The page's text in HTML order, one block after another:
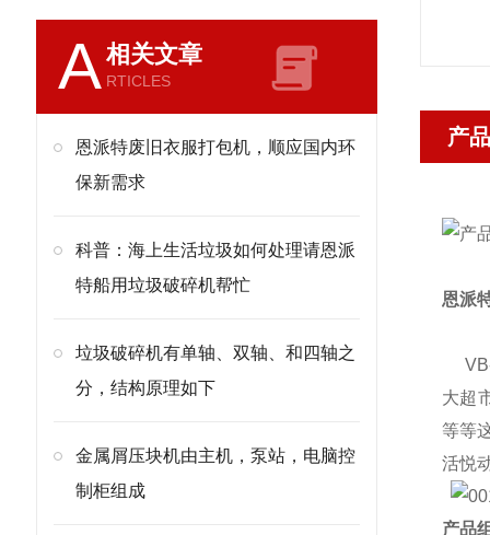
A相关文章
RTICLES
恩派特废旧衣服打包机，顺应国内环
保新需求
科普：海上生活垃圾如何处理请恩派
特船用垃圾破碎机帮忙
垃圾破碎机有单轴、双轴、和四轴之
分，结构原理如下
金属屑压块机由主机，泵站，电脑控
制柜组成
产
恩派
VB-
大超
等等
活悦
产品